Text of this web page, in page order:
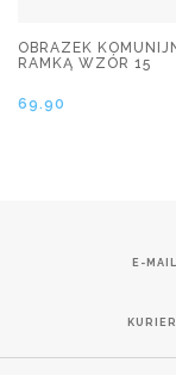
OBRAZEK
RAMKĄ WZÓR 15
69.90
E-MAIL
KURIER